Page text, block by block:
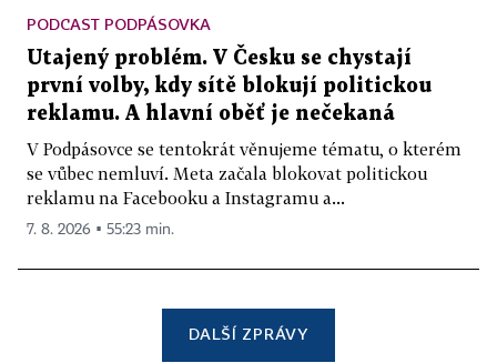
PODCAST PODPÁSOVKA
Utajený problém. V Česku se chystají
první volby, kdy sítě blokují politickou
reklamu. A hlavní oběť je nečekaná
V Podpásovce se tentokrát věnujeme tématu, o kterém
se vůbec nemluví. Meta začala blokovat politickou
reklamu na Facebooku a Instagramu a...
7. 8. 2026 ▪ 55:23 min.
DALŠÍ ZPRÁVY